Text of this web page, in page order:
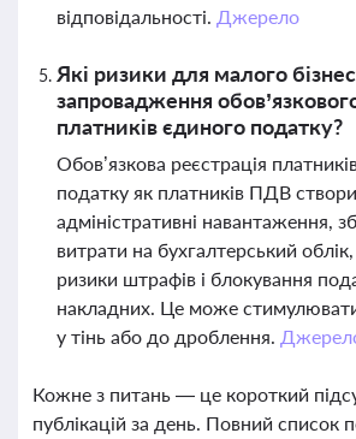
відповідальності. Джерело
Які ризики для малого
запровадження
платників єдиного податку?
Обов’язкова реєстрація
податку як платників ПДВ
адміністративні навантаження,
витрати на бухгалтерський
ризики штрафів і блокування
накладних. Це може стимулювати
у тінь або до дроблення.
Кожне з питань — це короткий
публікацій за день. Повний список